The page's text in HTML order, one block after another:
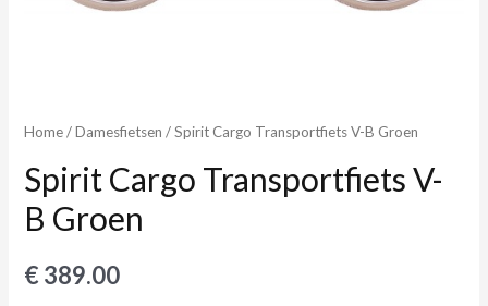
Home/Damesfietsen / Spirit Cargo Transportfiets V-B Groen
Spirit Cargo Transportfiets V-
B Groen
€ 389.00